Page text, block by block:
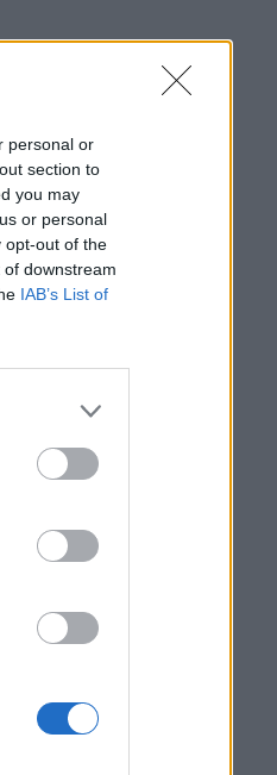
personal or
section to
you may
or personal
opt-out of the
downstream
IAB’s List of